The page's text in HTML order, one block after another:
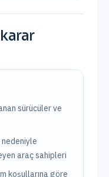
sürücüler ve
araç sahipleri
koşullarına göre